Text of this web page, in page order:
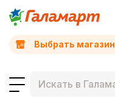
Выбрать магазин